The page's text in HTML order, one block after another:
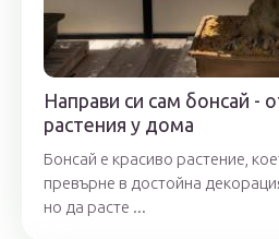
Направи си сам бонсай -
растения у дома
Бонсай е красиво растение,
превърне в достойна
но да расте ...